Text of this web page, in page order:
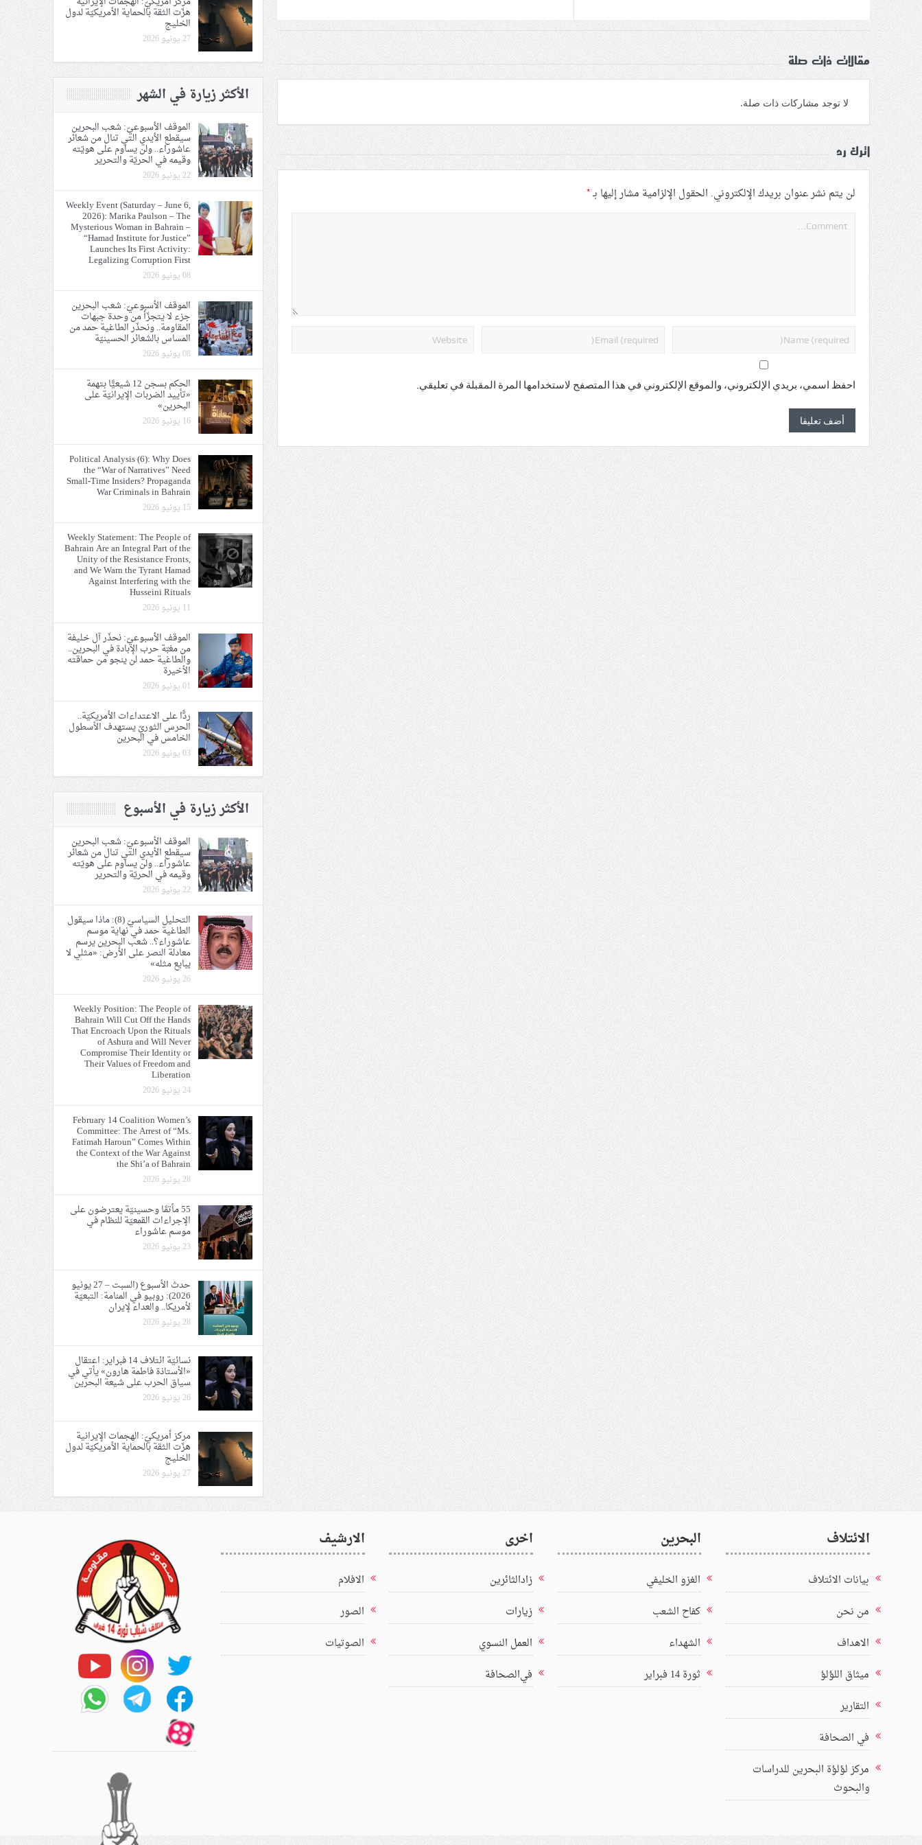
مقالات ذات صلة
لا توجد مشاركات ذات صلة.
اترك رد
لن يتم نشر عنوان بريدك الإلكتروني. الحقول الإلزامية مشار إليها بـ*
احفظ اسمي، بريدي الإلكتروني، والموقع الإلكتروني في هذا المتصفح لاستخدامها المرة المقبلة في تعليقي.
هزّت الثقة بالحماية الأمريكيّة لدول
الخليج
27 يونيو 2026
الأكثر زيارة في الشهر
الموقف الأسبوعيّ: شعب البحرين
سيقطع الأيدي التي تنال من شعائر
عاشوراء.. ولن يساوم على هويّته
وقيمه في الحريّة والتحرير
22 يونيو 2026
Weekly Event (Saturday – June 6,
2026): Marika Paulson – The
Mysterious Woman in Bahrain –
“Hamad Institute for Justice”
Launches Its First Activity:
Legalizing Corruption First
08 يونيو 2026
الموقف الأسبوعيّ: شعب البحرين
جزء لا يتجزّأ من وحدة جبهات
المقاومة.. ونحذّر الطاغية حمد من
المساس بالشعائر الحسينيّة
08 يونيو 2026
الحكم بسجن 12 شيعيًّا بتهمة
«تأييد الضربات الإيرانيّة على
البحرين»
16 يونيو 2026
Political Analysis (6): Why Does
the “War of Narratives” Need
Small-Time Insiders? Propaganda
War Criminals in Bahrain
15 يونيو 2026
Weekly Statement: The People of
Bahrain Are an Integral Part of the
Unity of the Resistance Fronts,
and We Warn the Tyrant Hamad
Against Interfering with the
Husseini Rituals
11 يونيو 2026
الموقف الأسبوعيّ: نحذّر آل خليفة
من مغبّة حرب الإبادة في البحرين..
والطاغية حمد لن ينجو من حماقته
الأخيرة
01 يونيو 2026
ردًّا على الاعتداءات الأمريكيّة..
الحرس الثوريّ يستهدف الأسطول
الخامس في البحرين
03 يونيو 2026
الأكثر زيارة في الأسبوع
الموقف الأسبوعيّ: شعب البحرين
سيقطع الأيدي التي تنال من شعائر
عاشوراء.. ولن يساوم على هويّته
وقيمه في الحريّة والتحرير
22 يونيو 2026
التحليل السياسيّ (8): ماذا سيقول
الطاغية حمد في نهاية موسم
عاشوراء؟.. شعب البحرين يرسم
معادلة النصر على الأرض: «مثلي لا
يبايع مثله»
26 يونيو 2026
Weekly Position: The People of
Bahrain Will Cut Off the Hands
That Encroach Upon the Rituals
of Ashura and Will Never
Compromise Their Identity or
Their Values of Freedom and
Liberation
24 يونيو 2026
February 14 Coalition Women’s
Committee: The Arrest of “Ms.
Fatimah Haroun” Comes Within
the Context of the War Against
the Shi’a of Bahrain
28 يونيو 2026
55 مأتمًا وحسينيّة يعترضون على
الإجراءات القمعيّة للنظام في
موسم عاشوراء
23 يونيو 2026
حدث الأسبوع (السبت – 27 يونيو
2026): روبيو في المنامة: التبعيّة
لأمريكا.. والعداء لإيران
28 يونيو 2026
نسائيّة ائتلاف 14 فبراير: اعتقال
«الأستاذة فاطمة هارون» يأتي في
سياق الحرب على شيعة البحرين
26 يونيو 2026
مركز أمريكيّ: الهجمات الإيرانية
هزّت الثقة بالحماية الأمريكيّة لدول
الخليج
27 يونيو 2026
الائتلاف
بيانات الائتلاف
من نحن
الاهداف
ميثاق اللؤلؤ
التقارير
في الصحافة
مركز لؤلؤة البحرين للدراسات
والبحوث
البحرين
الغزو الخليفي
كفاح الشعب
الشهداء
ثورة 14 فبراير
اخرى
زادالثائرين
زيارات
العمل النسوي
في‌الصحافة
الارشيف
الافلام
الصور
الصوتيات